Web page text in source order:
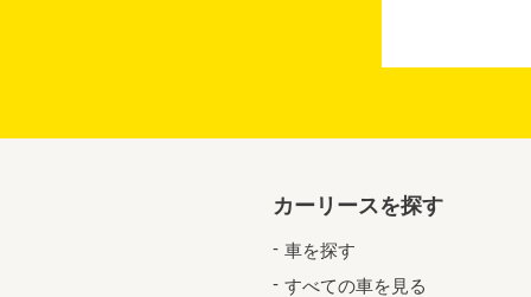
カーリースを探す
車を探す
すべての車を見る